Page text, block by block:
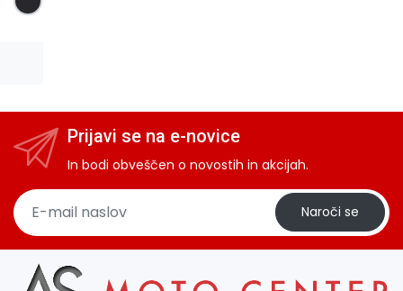
Prijavi se na e-novice
In bodi obveščen o novostih in akcijah.
Naroči se